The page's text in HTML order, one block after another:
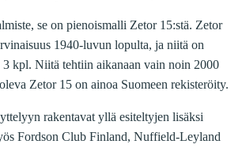
se on pienoismalli Zetor 15:stä. Zetor
1940-luvun lopulta, ja niitä on
3 kpl. Niitä tehtiin aikanaan vain noin 2000
Zetor 15 on ainoa Suomeen rekisteröity.
rakentavat yllä esiteltyjen lisäksi
Fordson Club Finland, Nuffield-Leyland